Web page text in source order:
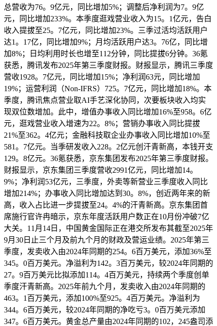
总营收为76。9亿元，同比增加5%；调整后净利润为7。9亿
元，同比增加233%。本季度逛戏营业收入为15。1亿元，告白
收入提拔至25。7亿元，同比增加23%。三季过活均活跃用户
达1。17亿，同比增加9%；月均活跃用户达3。76亿，同比增
加8%；日均利用时长也增至112分钟，同比提拔6分钟。36氪
获悉，腾讯发布2025年第三季度财报。财报显示，腾讯三季度
营收1928。7亿元，同比增加15%；净利润63元，同比增加
19%；运营利润（Non-IFRS）725。7亿元，同比增加18%。本
季度，腾讯焦点营业取AI手艺深化协同，次要板块收入均实
现双位数增加。此中，增值办事收入同比增加16%至958。6亿
元，逛戏营业收入增速为22。8%；营销办事收入同比提拔
21%至362。4亿元；金融科技取企业办事收入同比增加10%至
581。7亿元。当季研发收入228。2亿元创汗青新高，本钱开支
129。8亿元。36氪获悉，京东集团发布2025年第三季度财报。
财报显示，京东集团三季度营收2991亿元，同比增加14。
9%；净利润53亿元，三季度，外卖等新营业三季度收入同比
增加214%；办事收入同比增加达到30。8%，创近两年来的新
高，收入占比进一步提拔至24。4%的汗青新高。京东集团首
席施行官许冉暗示，京东年度活跃用户数正在10月份冲破7亿
大关。11月14日，中国黄金国际正在港交所发布其截至2025年
9月30日止三个月及前九个月的财政及营运业绩。2025年第三
季度，发卖收入由2024年同期的254。6百万美元，添加36%至
345。0百万美元。净溢利为142。3百万美元，较2024年同期的
27。9百万美元比拟添加114。4百万美元，持续两个季度创单
季度汗青新高。2025年前九个月，发卖收入由2024年同期的
463。1百万美元，添加100%至925。4百万美元。净溢利为
344。6百万美元，较2024年同期的净吃亏3。0百万美元添加
347。6百万美元。黄金总产量由2024年同期的102，245盎司添